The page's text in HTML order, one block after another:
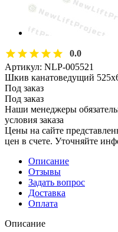
0.0
Артикул: NLP-005521
Шкив канатоведущий
Под заказ
Под заказ
Наши менеджеры
условия заказа
Цены на сайте
цен в счете. Уточняйте
Описание
Отзывы
Задать вопрос
Доставка
Оплата
Описание